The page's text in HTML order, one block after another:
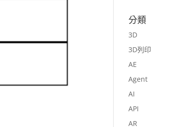
分類
3D
3D列印
AE
Agent
AI
API
AR